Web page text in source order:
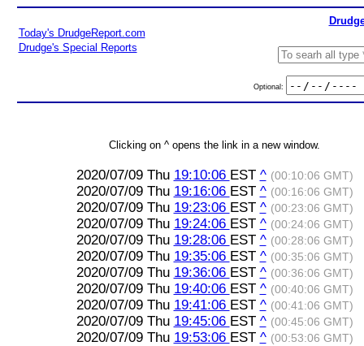
Today's DrudgeReport.com
Drudge's Special Reports
Optional:
Clicking on ^ opens the link in a new window.
2020/07/09 Thu 19:10:06 EST ^ (00:10:06 GMT)
2020/07/09 Thu 19:16:06 EST ^ (00:16:06 GMT)
2020/07/09 Thu 19:23:06 EST ^ (00:23:06 GMT)
2020/07/09 Thu 19:24:06 EST ^ (00:24:06 GMT)
2020/07/09 Thu 19:28:06 EST ^ (00:28:06 GMT)
2020/07/09 Thu 19:35:06 EST ^ (00:35:06 GMT)
2020/07/09 Thu 19:36:06 EST ^ (00:36:06 GMT)
2020/07/09 Thu 19:40:06 EST ^ (00:40:06 GMT)
2020/07/09 Thu 19:41:06 EST ^ (00:41:06 GMT)
2020/07/09 Thu 19:45:06 EST ^ (00:45:06 GMT)
2020/07/09 Thu 19:53:06 EST ^ (00:53:06 GMT)